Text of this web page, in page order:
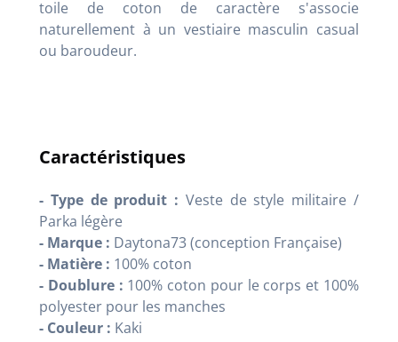
toile de coton de caractère s'associe
naturellement à un vestiaire masculin casual
ou baroudeur.
Caractéristiques
- Type de produit : Veste de style militaire /
Parka légère
- Marque : Daytona73 (conception Française)
- Matière : 100% coton
- Doublure : 100% coton pour le corps et 100%
polyester pour les manches
- Couleur : Kaki